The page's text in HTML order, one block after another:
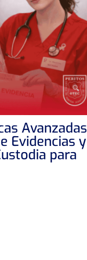
Avanzadas
Evidencias y
para